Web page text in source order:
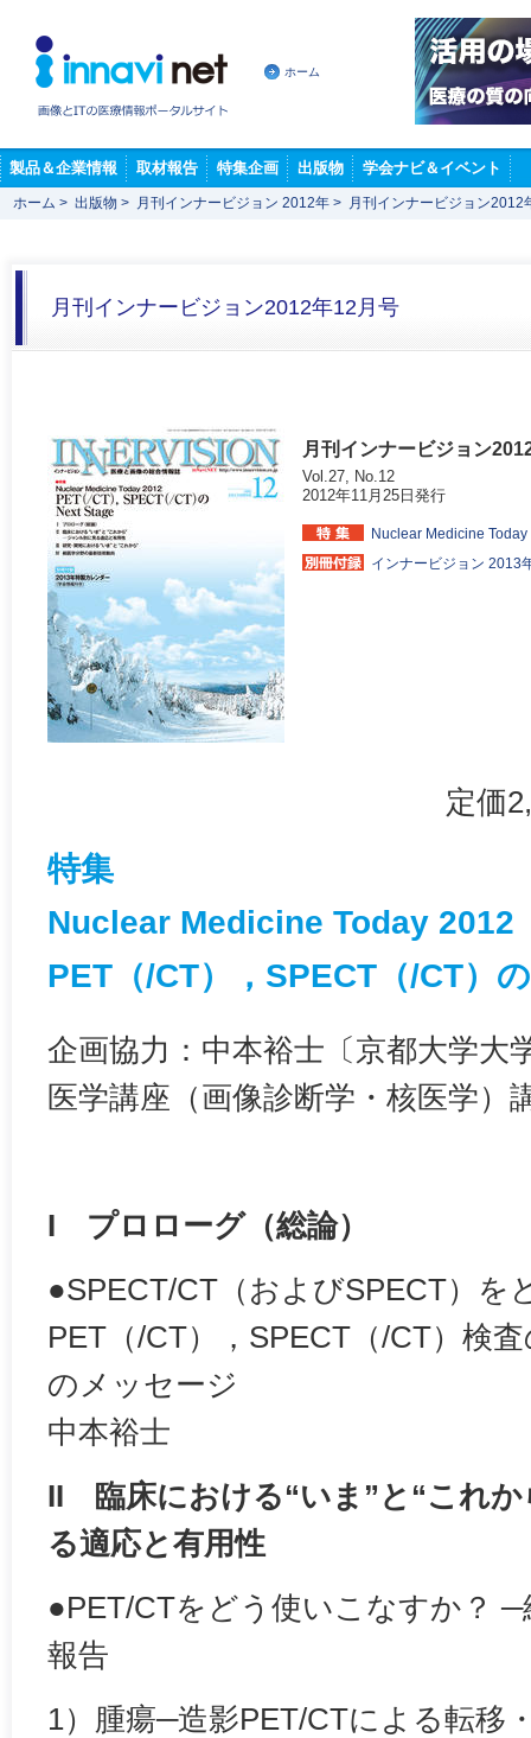
ホーム
製品＆企業情報 取材報告 特集企画 出版物 学会ナビ＆イベント
ホーム > 出版物 > 月刊インナービジョン 2012年 > 月刊インナービジョン2012
月刊インナービジョン2012年12月号
月刊インナービジョン
Vol.27, No.12
2012年11月25日発行
Nuclear Medicine
インナービジョン 2013
定価
特集
Nuclear Medicine Today 2012
PET（/CT），SPECT（/CT）
企画協力：中本裕士〔京都大学大
医学講座（画像診断学・核医学）
I プロローグ（総論）
●SPECT/CT（およびSPECT）を
PET（/CT），SPECT（/CT）検
のメッセージ
中本裕士
II 臨床における“いま”と“これか
る適応と有用性
●PET/CTをどう使いこなすか？
報告
1）腫瘍─造影PET/CTによる転移